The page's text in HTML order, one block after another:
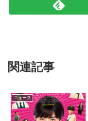
関連記事
ニュース